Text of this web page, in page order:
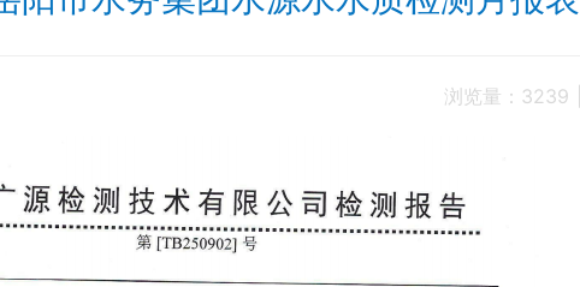
浏览量： 3239